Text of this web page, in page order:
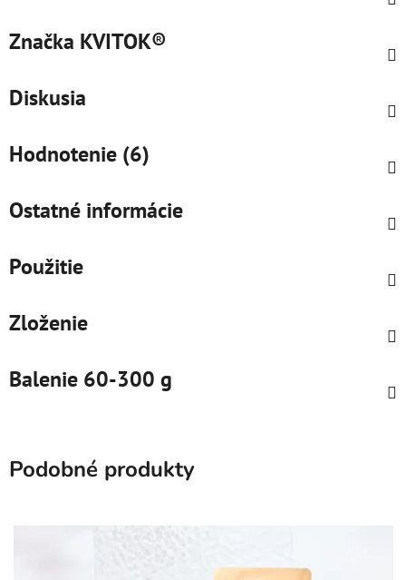
Značka KVITOK®
Diskusia
Hodnotenie (6)
Ostatné informácie
Použitie
Zloženie
Balenie 60-300 g
Podobné produkty